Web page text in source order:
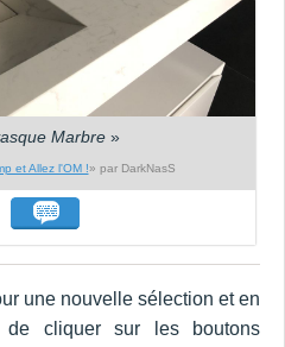
Marbre»
et Allez l'OM !» par DarkNasS
une nouvelle sélection et en
de cliquer sur les boutons